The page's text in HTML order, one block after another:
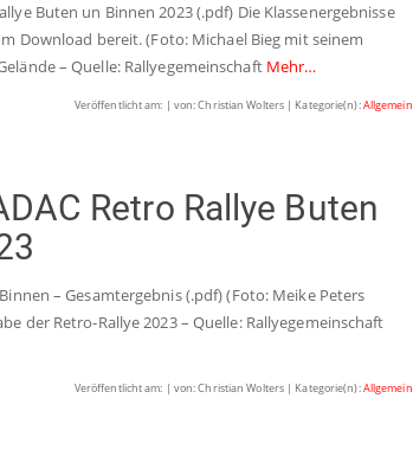
Buten un Binnen 2023 (.pdf) Die Klassenergebnisse
Download bereit. (Foto: Michael Bieg mit seinem
– Quelle: Rallyegemeinschaft Mehr…
Veröffentlicht am: | von: Christian Wolters | Kategorie(n):Allgemein
Retro Rallye Buten
– Gesamtergebnis (.pdf) (Foto: Meike Peters
der Retro-Rallye 2023 – Quelle: Rallyegemeinschaft
Veröffentlicht am: | von: Christian Wolters | Kategorie(n):Allgemein